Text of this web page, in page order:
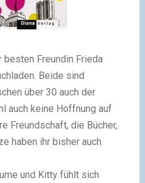
Freundin Frieda
Beide sind
über 30 auch der
auch keine Hoffnung auf
Freundschaft, die Bücher,
haben ihr bisher auch
und Kitty fühlt sich